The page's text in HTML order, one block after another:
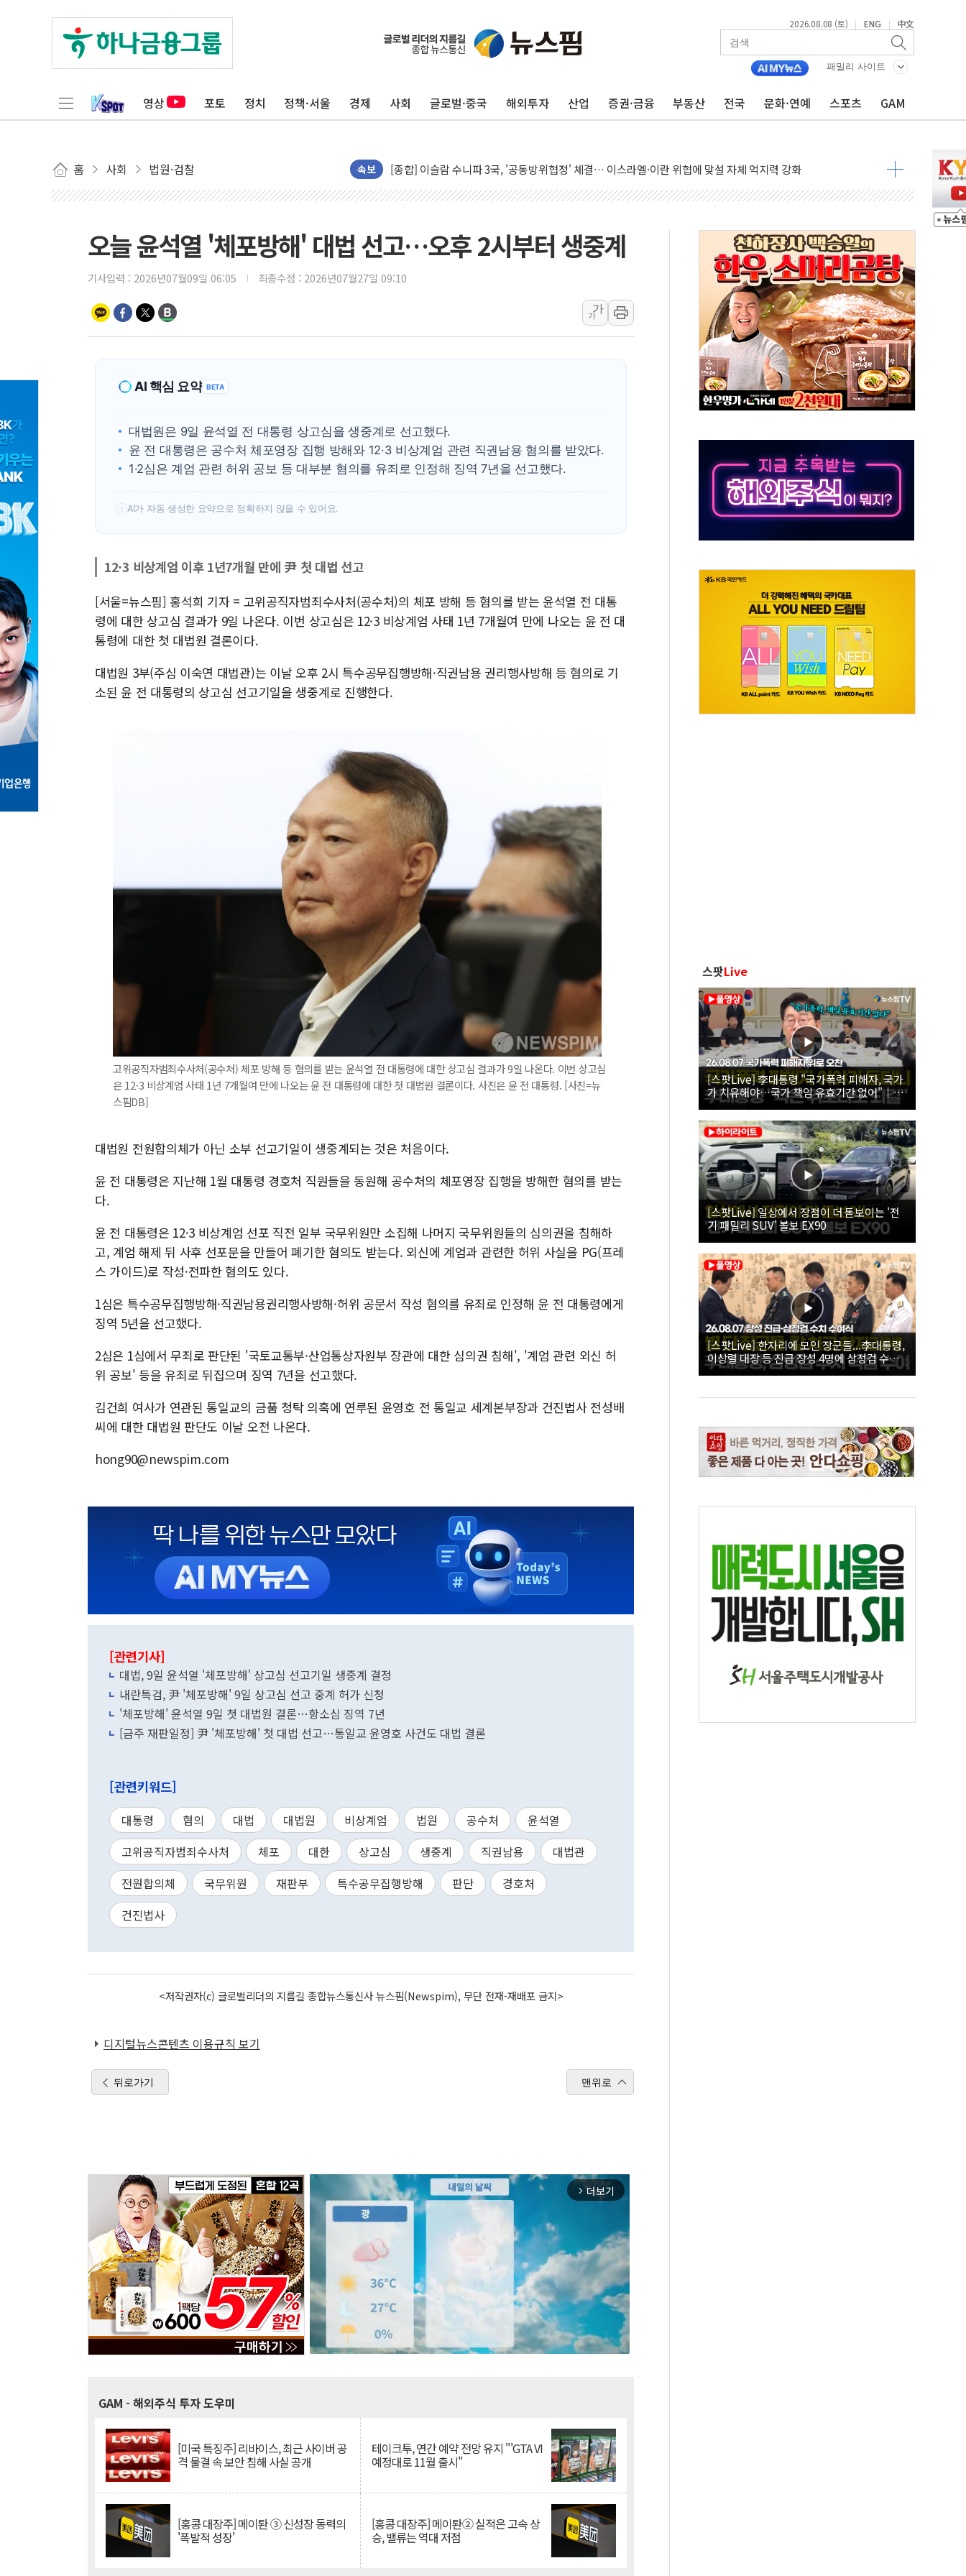
2026.08.08 (토) | ENG | 中文
패밀리 사이트
영상 포토 정치 정책·서울 경제 사회 글로벌·중국 해외투자 산업 증권·금융 부동산 전국 문화·연예 스포츠 GAM
홈 사회 법원·검찰 속보
유럽증시, 美 고용 예상 밖 부진에 연준 금리 인상 가능성 낮아지며 상승… STOXX 600 지수는 나흘 연속 최고치
미 연준 매파 기세 꺾이나…고용 감소에 9월 동결 전망 우세
트럼프, 백신·자폐증 행정명령 검토…"이르면 다음 주"
美 항소법원, 백악관 무도회장 공사 중단 명령…트럼프 제동
美 고용 쇼크에 엔화 장중 급등…시장은 "또 개입했나" 촉각
[AI MY 뉴스] 뉴욕 반도체주 프리뷰...美 고용 쇼크에 반도체주 '활짝'
뉴욕증시 프리뷰, 美 고용 쇼크에 금리 인상 우려 후퇴…나스닥 선물 1%대 상승
[종합] 美 7월 고용 2만3000명 감소 '쇼크'…9월 금리 인상 기대 후퇴
[사진] 이슬람 수니파 3개국, 공동방위협정 체결
뉴욕증시 개장 전 특징주...아틀라시안·클라우드플레어·태양광주↑ VS 트레이드데스크·웬디스↓
보훈부, 미 DPAA와 MOU… "6·25 미군 실종자 7359명 끝까지 찾겠다"
李 "해남 태양광, 대한민국 다음 100년 밑거름…수도권 집중 완화 전환점"
李 대통령, '6시간 마라톤 부동산 2차 회의' 주재… "전폭적 공급 확대·속도전 총력"
트럼프, 中 겨냥 폴리실리콘 관세 15% 부과…美 태양광주 급등
오늘 윤석열 '체포방해' 대법 선고…오후 2시부터 생중계
기사입력 : 2026년07월09일 06:05 최종수정 : 2026년07월27일 09:10
가
가
AI 핵심 요약 BETA
대법원은 9일 윤석열 전 대통령 상고심을 생중계로 선고했다.
윤 전 대통령은 공수처 체포영장 집행 방해와 12·3 비상계엄 관련 직권남용 혐의를 받았다.
1·2심은 계엄 관련 허위 공보 등 대부분 혐의를 유죄로 인정해 징역 7년을 선고했다.
! AI가 자동 생성한 요약으로 정확하지 않을 수 있어요.
12·3 비상계엄 이후 1년7개월 만에 尹 첫 대법 선고
[서울=뉴스핌] 홍석희 기자 = 고위공직자범죄수사처(공수처)의 체포 방해 등 혐의를 받는 윤석열 전 대통
령에 대한 상고심 결과가 9일 나온다. 이번 상고심은 12·3 비상계엄 사태 1년 7개월여 만에 나오는 윤 전 대
통령에 대한 첫 대법원 결론이다.
대법원 3부(주심 이숙연 대법관)는 이날 오후 2시 특수공무집행방해·직권남용 권리행사방해 등 혐의로 기
소된 윤 전 대통령의 상고심 선고기일을 생중계로 진행한다.
고위공직자범죄수사처(공수처) 체포 방해 등 혐의를 받는 윤석열 전 대통령에 대한 상고심 결과가 9일 나온다. 이번 상고심
은 12·3 비상계엄 사태 1년 7개월여 만에 나오는 윤 전 대통령에 대한 첫 대법원 결론이다. 사진은 윤 전 대통령. [사진=뉴
스핌DB]
대법원 전원합의체가 아닌 소부 선고기일이 생중계되는 것은 처음이다.
윤 전 대통령은 지난해 1월 대통령 경호처 직원들을 동원해 공수처의 체포영장 집행을 방해한 혐의를 받는
다.
윤 전 대통령은 12·3 비상계엄 선포 직전 일부 국무위원만 소집해 나머지 국무위원들의 심의권을 침해하
고, 계엄 해제 뒤 사후 선포문을 만들어 폐기한 혐의도 받는다. 외신에 계엄과 관련한 허위 사실을 PG(프레
스 가이드)로 작성·전파한 혐의도 있다.
1심은 특수공무집행방해·직권남용권리행사방해·허위 공문서 작성 혐의를 유죄로 인정해 윤 전 대통령에게
징역 5년을 선고했다.
2심은 1심에서 무죄로 판단된 '국토교통부·산업통상자원부 장관에 대한 심의권 침해', '계엄 관련 외신 허
위 공보' 등을 유죄로 뒤집으며 징역 7년을 선고했다.
김건희 여사가 연관된 통일교의 금품 청탁 의혹에 연루된 윤영호 전 통일교 세계본부장과 건진법사 전성배
씨에 대한 대법원 판단도 이날 오전 나온다.
hong90@newspim.com
[관련기사]
대법, 9일 윤석열 '체포방해' 상고심 선고기일 생중계 결정
내란특검, 尹 '체포방해' 9일 상고심 선고 중계 허가 신청
'체포방해' 윤석열 9일 첫 대법원 결론…항소심 징역 7년
[금주 재판일정] 尹 '체포방해' 첫 대법 선고…통일교 윤영호 사건도 대법 결론
[관련키워드]
대통령 혐의 대법 대법원 비상계엄 법원 공수처
윤석열
고위공직자범죄수사처
체포 대한 상고심 생중계 직권남용
대법관
전원합의체
국무위원 재판부 특수공무집행방해 판단
경호처
건진법사
<저작권자(c) 글로벌리더의 지름길 종합뉴스통신사 뉴스핌(Newspim), 무단 전재-재배포 금지>
디지털뉴스콘텐츠 이용규칙 보기
뒤로가기 맨위로
arrow_forward_ios 더보기
GAM - 해외주식 투자 도우미
[미국 특징주] 리바이스, 최근 사이버 공
격 물결 속 보안 침해 사실 공개
테이크투, 연간 예약 전망 유지 "'GTA VI
예정대로 11월 출시"
[홍콩 대장주] 메이퇀 ③ 신성장 동력의
'폭발적 성장'
[홍콩 대장주] 메이퇀② 실적은 고속 상
승, 밸류는 역대 저점
스팟Live
[스팟Live] 李대통령 "국가폭력 피해자, 국가
가 치유해야…국가 책임 유효기간 없어"｜
26.08.07 국가폭력 피해자 위로 오찬
[스팟Live] 일상에서 장점이 더 돋보이는 '전
기 패밀리 SUV' 볼보 EX90
[스팟Live] 한자리에 모인 장군들...李대통령,
이상렬 대장 등 진급 장성 4명에 삼정검 수치
직접 수여｜26.08.07 장성 진급·삼정검 수치